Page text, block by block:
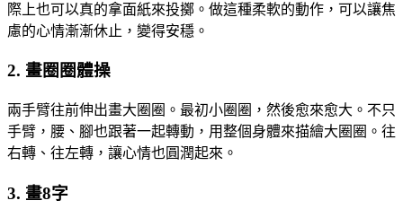
際上也可以真的拿面紙來投擲。做這種柔軟的動作，可以讓焦
慮的心情漸漸休止，變得安穩。
2. 畫圈圈體操
兩手臂往前伸出畫大圈圈。最初小圈圈，然後愈來愈大。不只
手臂，腰、腳也跟著一起轉動，用整個身體來描繪大圈圈。往
右轉、往左轉，讓心情也圓潤起來。
3. 畫8字